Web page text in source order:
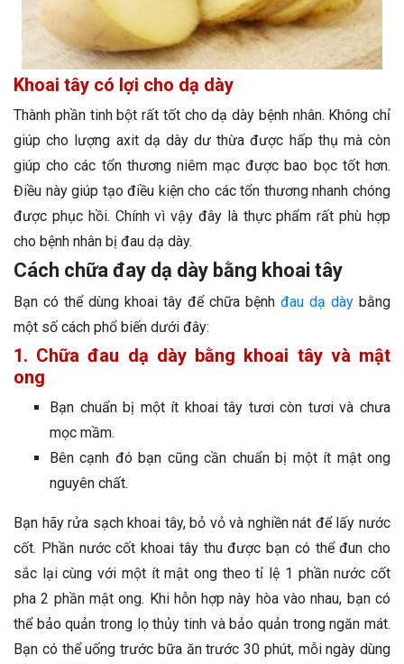
Khoai tây có lợi cho dạ dày
Thành phần tinh bột rất tốt cho dạ dày bệnh nhân. Không chỉ
giúp cho lượng axit dạ dày dư thừa được hấp thụ mà còn
giúp cho các tổn thương niêm mạc được bao bọc tốt hơn.
Điều này giúp tạo điều kiện cho các tổn thương nhanh chóng
được phục hồi. Chính vì vậy đây là thực phẩm rất phù hợp
cho bệnh nhân bị đau dạ dày.
Cách chữa đay dạ dày bằng khoai tây
Bạn có thể dùng khoai tây để chữa bệnh đau dạ dày bằng
một số cách phổ biến dưới đây:
1. Chữa đau dạ dày bằng khoai tây và mật
ong
Bạn chuẩn bị một ít khoai tây tươi còn tươi và chưa
mọc mầm.
Bên cạnh đó bạn cũng cần chuẩn bị một ít mật ong
nguyên chất.
Bạn hãy rửa sạch khoai tây, bỏ vỏ và nghiền nát để lấy nước
cốt. Phần nước cốt khoai tây thu được bạn có thể đun cho
sắc lại cùng với một ít mật ong theo tỉ lệ 1 phần nước cốt
pha 2 phần mật ong. Khi hỗn hợp này hòa vào nhau, bạn có
thể bảo quản trong lọ thủy tinh và bảo quản trong ngăn mát.
Bạn có thể uống trước bữa ăn trước 30 phút, mỗi ngày dùng